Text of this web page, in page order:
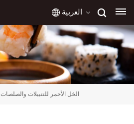
العربية
English
français
الخل الأحمر للتتبيلات والصلصات